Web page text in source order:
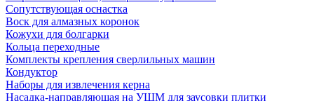
Сопутствующая оснастка
Воск для алмазных коронок
Кожухи для болгарки
Кольца переходные
Комплекты крепления сверлильных машин
Кондуктор
Наборы для извлечения керна
Насадка-направляющая на УШМ для заусовки плитки